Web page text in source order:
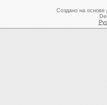
Создано на основе